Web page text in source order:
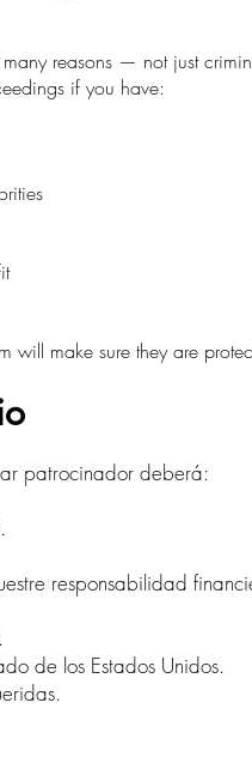
reasons — not just
if you have:
will make sure they are
patrocinador deberá:
responsabilidad
de los Estados Unidos.